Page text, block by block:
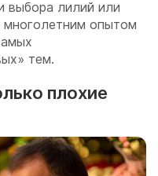
выбора лилий или
опытом
тем.
плохие